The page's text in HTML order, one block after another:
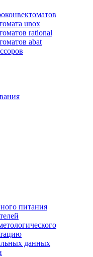
unox
rational
abat
питания
данных